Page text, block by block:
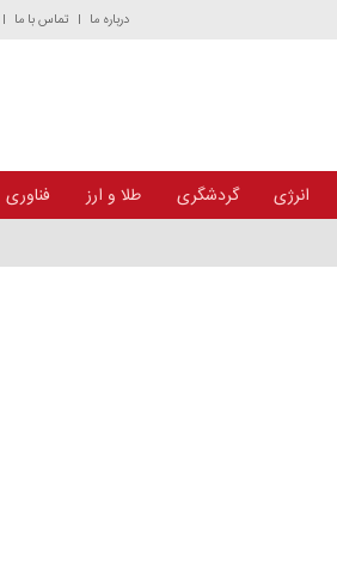
درباره ما تماس با ما
انرژی گردشگری طلا و ارز فناوری